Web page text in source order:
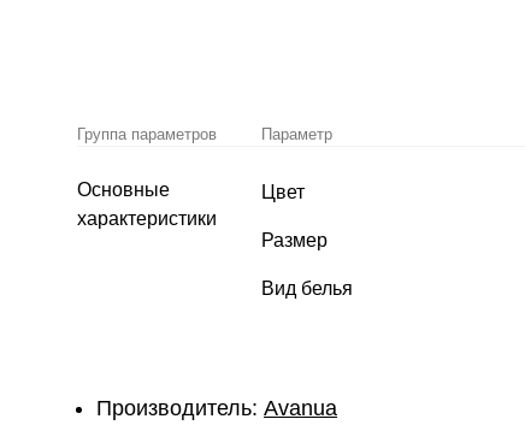
Группа параметров Параметр
Основные
характеристики
Цвет
Размер
Вид белья
Производитель: Avanua